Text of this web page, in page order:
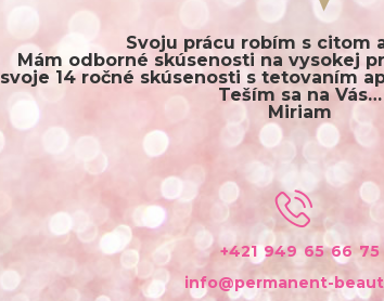
Svoju prácu robím s citom
Mám odborné skúsenosti na vysokej
svoje 14 ročné skúsenosti s tetovaním
Teším sa na Vás…
Miriam
+421 949 65 66 75
info@permanent-